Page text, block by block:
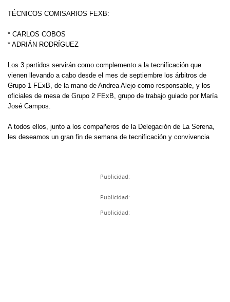
TÉCNICOS COMISARIOS FEXB:
* CARLOS COBOS
* ADRIÁN RODRÍGUEZ
Los 3 partidos servirán como complemento a la tecnificación que
vienen llevando a cabo desde el mes de septiembre los árbitros de
Grupo 1 FExB, de la mano de Andrea Alejo como responsable, y los
oficiales de mesa de Grupo 2 FExB, grupo de trabajo guiado por María
José Campos.
A todos ellos, junto a los compañeros de la Delegación de La Serena,
les deseamos un gran fin de semana de tecnificación y convivencia
Publicidad:
Publicidad:
Publicidad: